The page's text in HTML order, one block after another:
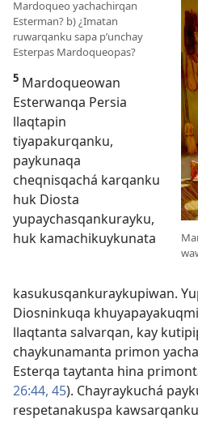
Mardoqueo yachachirqan
Esterman? b) ¿Imatan
ruwarqanku sapa p’unchay
Esterpas Mardoqueopas?
5 Mardoqueowan
Esterwanqa Persia
llaqtapin
tiyapakurqanku,
paykunaqa
cheqnisqachá karqanku
huk Diosta
yupaychasqankurayku,
huk kamachikuykunata
kasukusqankuraykupiwan.
Diosninkuqa
llaqtanta salvarqan, kay
chaykunamanta primon
Esterqa taytanta hina
26:44, 45). Chayraykuchá
respetanakuspa